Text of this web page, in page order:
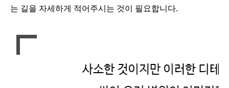
는 길을 자세하게 적어주시는 것이 필요합니다.